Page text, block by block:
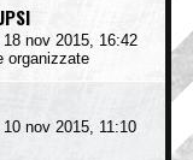
18 nov 2015, 16:42
organizzate
10 nov 2015, 11:10